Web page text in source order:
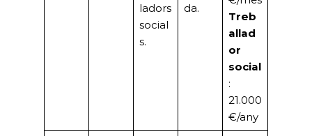
ladors
social
s.
da.
Treb
allad
or
social
:
21.000
€/any